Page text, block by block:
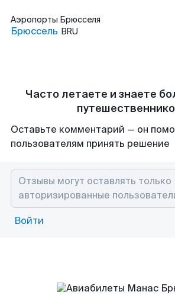
Аэропорты Брюсселя
Брюссель BRU
Часто летаете и знаете
Оставьте комментарий — он
пользователям принять решение
Войти